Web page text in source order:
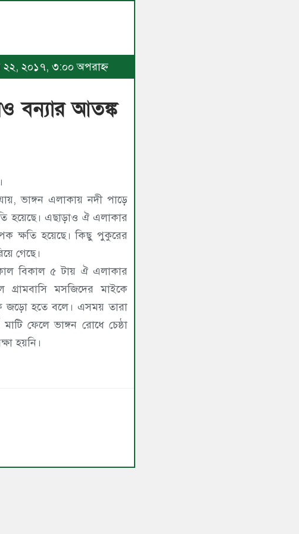
২২, ২০১৭, ৩:০০ অপরাহ্ণ
বন্যার আতঙ্ক
ভাঙ্গন এলাকায় নদী পাড়ে
হয়েছে। এছাড়াও ঐ এলাকার
ক্ষতি হয়েছে। কিছু পুকুরের
গেছে।
বিকাল ৫ টায় ঐ এলাকার
গ্রামবাসি মসজিদের মাইকে
জড়ো হতে বলে। এসময় তারা
ফেলে ভাঙ্গন রোধে চেষ্ঠা
হয়নি।